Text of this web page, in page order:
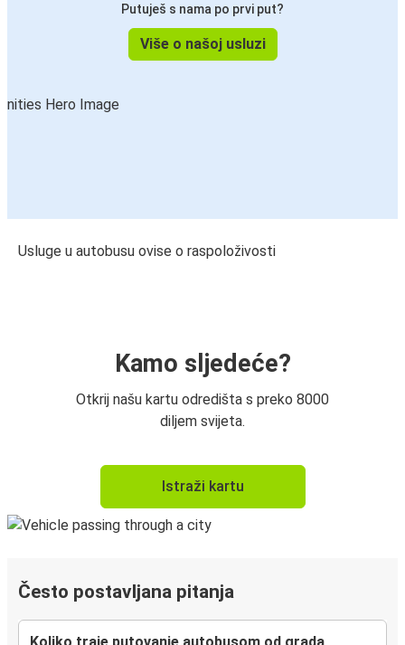
Putuješ s nama po prvi put?
Više o našoj usluzi
Usluge u autobusu ovise o raspoloživosti
Kamo sljedeće?
Otkrij našu kartu odredišta s preko 8000
diljem svijeta.
Istraži kartu
Često postavljana pitanja